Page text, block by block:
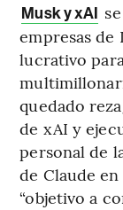
Musk y xAI
empresas
lucrativo
quedado
de xAI y
personal de
de Claude
“objetivo a